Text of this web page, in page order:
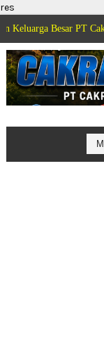
res
Besar PT Cakrawala